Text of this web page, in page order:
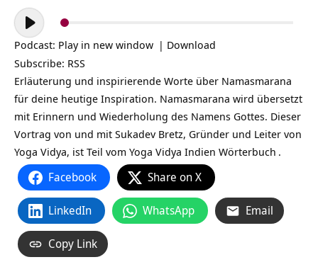
Audio-
Player
Podcast: Play in new window | Download
Subscribe: RSS
Erläuterung und inspirierende Worte über Namasmarana
für deine heutige Inspiration. Namasmarana wird übersetzt
mit Erinnern und Wiederholung des Namens Gottes. Dieser
Vortrag von und mit Sukadev Bretz, Gründer und Leiter von
Yoga Vidya, ist Teil vom Yoga Vidya Indien Wörterbuch .
Facebook Share on X
LinkedIn WhatsApp Email
Copy Link